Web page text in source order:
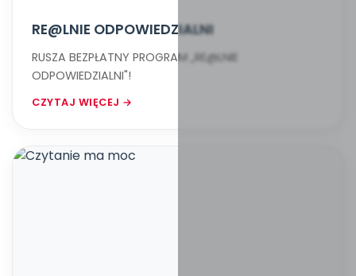
RE@LNIE ODPOWIEDZIALNI
RUSZA BEZPŁATNY PROGRAM „RE@LNIE
ODPOWIEDZIALNI"!
CZYTAJ WIĘCEJ →